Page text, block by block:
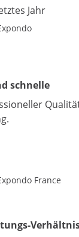
Jahr
schnelle
France